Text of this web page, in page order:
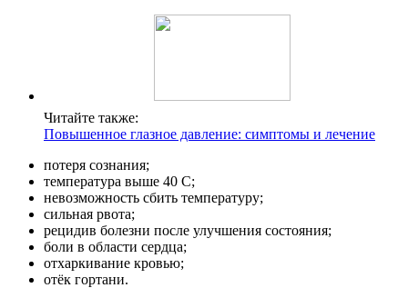
Читайте также:
Повышенное глазное давление: симптомы и лечение
потеря сознания;
температура выше 40 С;
невозможность сбить температуру;
сильная рвота;
рецидив болезни после улучшения состояния;
боли в области сердца;
отхаркивание кровью;
отёк гортани.